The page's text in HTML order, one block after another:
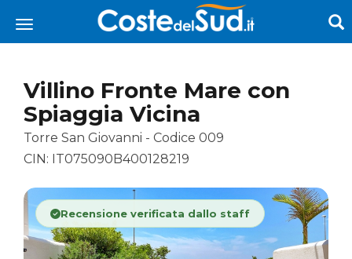
Villino Fronte Mare con
Spiaggia Vicina
Torre San Giovanni - Codice 009
CIN: IT075090B400128219
Recensione verificata dallo staff